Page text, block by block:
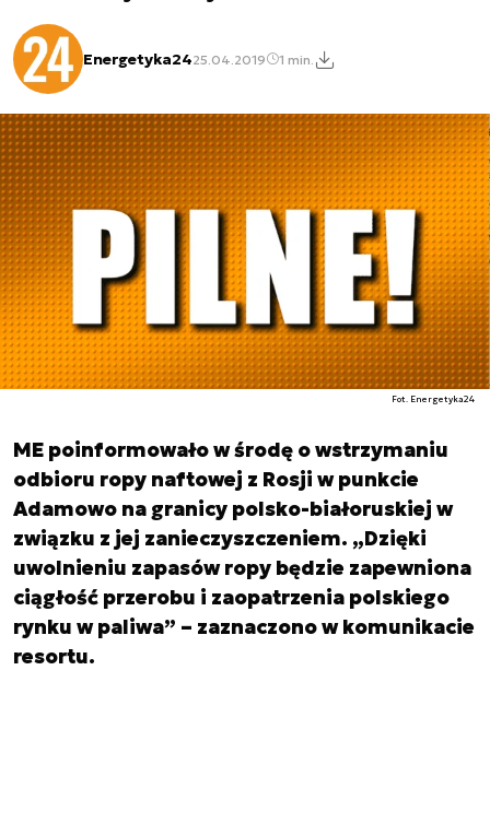
Energetyka2425.04.2019 1 min.
Fot. Energetyka24
ME poinformowało w środę o wstrzymaniu
odbioru ropy naftowej z Rosji w punkcie
Adamowo na granicy polsko-białoruskiej w
związku z jej zanieczyszczeniem. „Dzięki
uwolnieniu zapasów ropy będzie zapewniona
ciągłość przerobu i zaopatrzenia polskiego
rynku w paliwa” – zaznaczono w komunikacie
resortu.